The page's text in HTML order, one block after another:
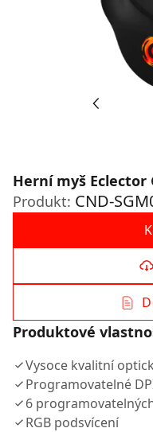
Herní myš Eclector
Produkt: CND-
Produktové
Vysoce kvalitní
Programovatelné
6
RGB podsvícení